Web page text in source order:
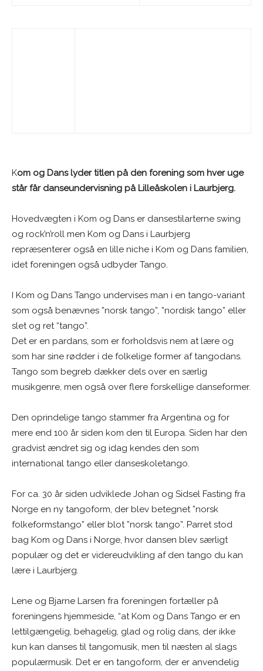
Kom og Dans lyder titlen på den forening som hver uge
står får danseundervisning på Lilleåskolen i Laurbjerg.
Hovedvægten i Kom og Dans er dansestilarterne swing
og rock’n’roll men Kom og Dans i Laurbjerg
repræsenterer også en lille niche i Kom og Dans familien,
idet foreningen også udbyder Tango.
I Kom og Dans Tango undervises man i en tango-variant
som også benævnes ”norsk tango”, ”nordisk tango” eller
slet og ret “tango”.
Det er en pardans, som er forholdsvis nem at lære og
som har sine rødder i de folkelige former af tangodans.
Tango som begreb dækker dels over en særlig
musikgenre, men også over flere forskellige danseformer.
Den oprindelige tango stammer fra Argentina og for
mere end 100 år siden kom den til Europa. Siden har den
gradvist ændret sig og idag kendes den som
international tango eller danseskoletango.
For ca. 30 år siden udviklede Johan og Sidsel Fasting fra
Norge en ny tangoform, der blev betegnet ”norsk
folkeformstango” eller blot ”norsk tango”. Parret stod
bag Kom og Dans i Norge, hvor dansen blev særligt
populær og det er videreudvikling af den tango du kan
lære i Laurbjerg.
Lene og Bjarne Larsen fra foreningen fortæller på
foreningens hjemmeside, “at Kom og Dans Tango er en
lettilgængelig, behagelig, glad og rolig dans, der ikke
kun kan danses til tangomusik, men til næsten al slags
populærmusik. Det er en tangoform, der er anvendelig